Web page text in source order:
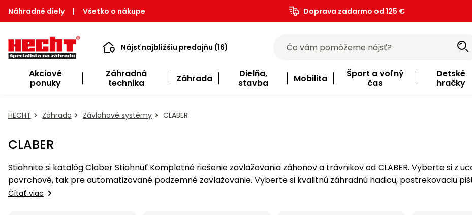
Náhradné diely | Všetko o nákupe Doprava zadarmo od 125 €
Nájsť najbližšiu predajňu (16)
Akciové
ponuky
Záhradná
technika
Záhrada
Dielňa,
stavba
Mobilita
Šport a voľný
čas
Detské
hračky
HECHT Záhrada Závlahové systémy CLABER
CLABER
Stiahnite si katalóg Claber Stiahnuť Kompletné riešenie zavlažovania záhonov a trávnikov od CLABER. Vyberte si z ucelenej ponuky príslušenstva ako pre
povrchové, tak pre automatizované podzemné zavlažovanie. Vyberte si kvalitnú záhradnú hadicu, postrekovaciu
Čítať viac